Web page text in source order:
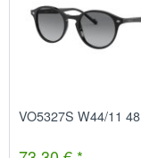
VO5327S W44/11 48